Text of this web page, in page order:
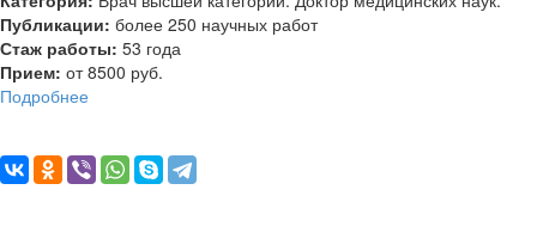
Публикации: более 250 научных работ
Стаж работы: 53 года
Прием: от 8500 руб.
Подробнее